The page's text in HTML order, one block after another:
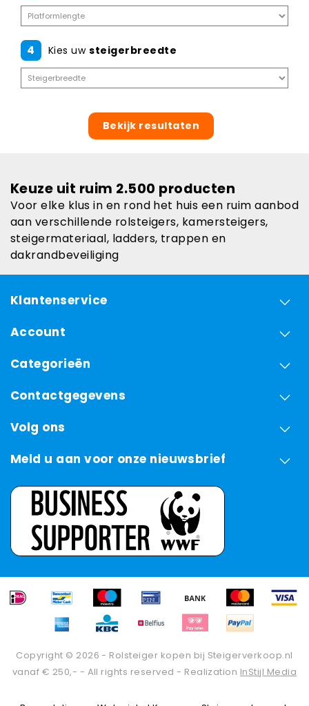
4 Kies uw steigerbreedte
Bekijk resultaten
Keuze uit ruim 2.500 producten
Voor elke klus in en rond het huis een ruim aanbod
aan verschillende rolsteigers, kamersteigers,
steigermateriaal, ladders, trappen en
dakrandbeveiliging
Klantenservice
Account
Categorieën
Contactgegevens
Volg ons
Meld u aan voor onze nieuwsbrief
Copyright © 2026 - Rolsteiger kopen bij Steigerverkoop.nl
vanaf € 250,- - All rights reserved - Realization InStijl Media